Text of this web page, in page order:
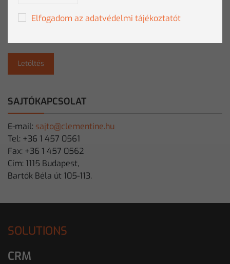
SAJTÓ CSOMAG
Letöltés
SAJTÓKAPCSOLAT
E-mail: sajto@clementine.hu
Tel: +36 1 457 0561
Fax: +36 1 457 0562
Cím: 1115 Budapest,
Bartók Béla út 105-113.
SOLUTIONS
CRM
Elfogadom az adatvédelmi tájékoztatót